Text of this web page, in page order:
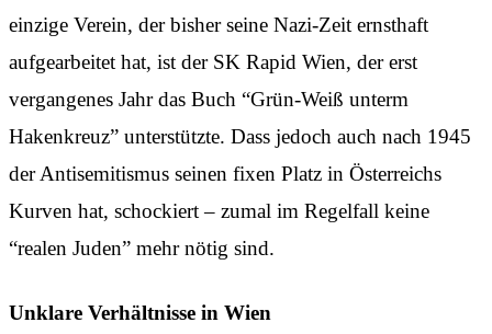
einzige Verein, der bisher seine Nazi-Zeit ernsthaft
aufgearbeitet hat, ist der SK Rapid Wien, der erst
vergangenes Jahr das Buch “Grün-Weiß unterm
Hakenkreuz” unterstützte. Dass jedoch auch nach 1945
der Antisemitismus seinen fixen Platz in Österreichs
Kurven hat, schockiert – zumal im Regelfall keine
“realen Juden” mehr nötig sind.
Unklare Verhältnisse in Wien